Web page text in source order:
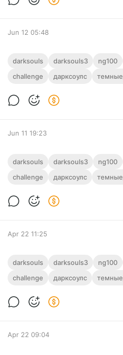
Jun 12 05:48
Дарк Соулс 3 | Все
NG+100 | Dark Souls 3
SL802 | No Hit
Level
darksouls darksouls3 ng100
challenge
дарксоулс
Jun 11 19:23
14-23 Дарк Соулс 3 |
NG+100 | SL802 | No
Level
darksouls darksouls3 ng100
challenge
дарксоулс
Apr 22 11:25
Дарк Соулс 3 | Макс
урона | NG+100 | Dark Souls
No Hit
Level
darksouls darksouls3 ng100
challenge
дарксоулс
Apr 22 09:04